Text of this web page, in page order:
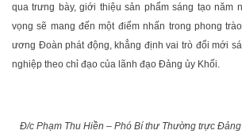
qua trưng bày, giới thiệu sản phẩm sáng tạo năm
vọng sẽ mang đến một điểm nhấn trong phong
ương Đoàn phát động, khẳng định vai trò đổi mới
nghiệp theo chỉ đạo của lãnh đạo Đảng ủy Khối.
Đ/c Phạm Thu Hiền – Phó Bí thư Thường trực